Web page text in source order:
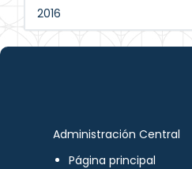
2016
Administración Central
Página principal